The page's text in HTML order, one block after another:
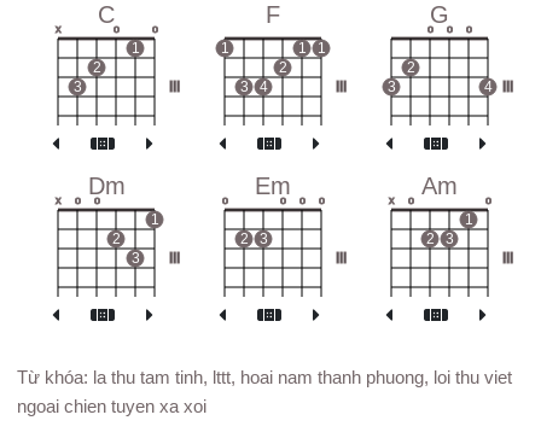
C
x
3
2
o
1
o
F
1
3 4
2
1 1
G
3
2
o o o
4
Dm
x o o
2
3
1
Em
o
2 3
o o o
Am
x o
2 3
1
o
Từ khóa: la thu tam tinh, lttt, hoai nam thanh phuong, loi thu viet
ngoai chien tuyen xa xoi